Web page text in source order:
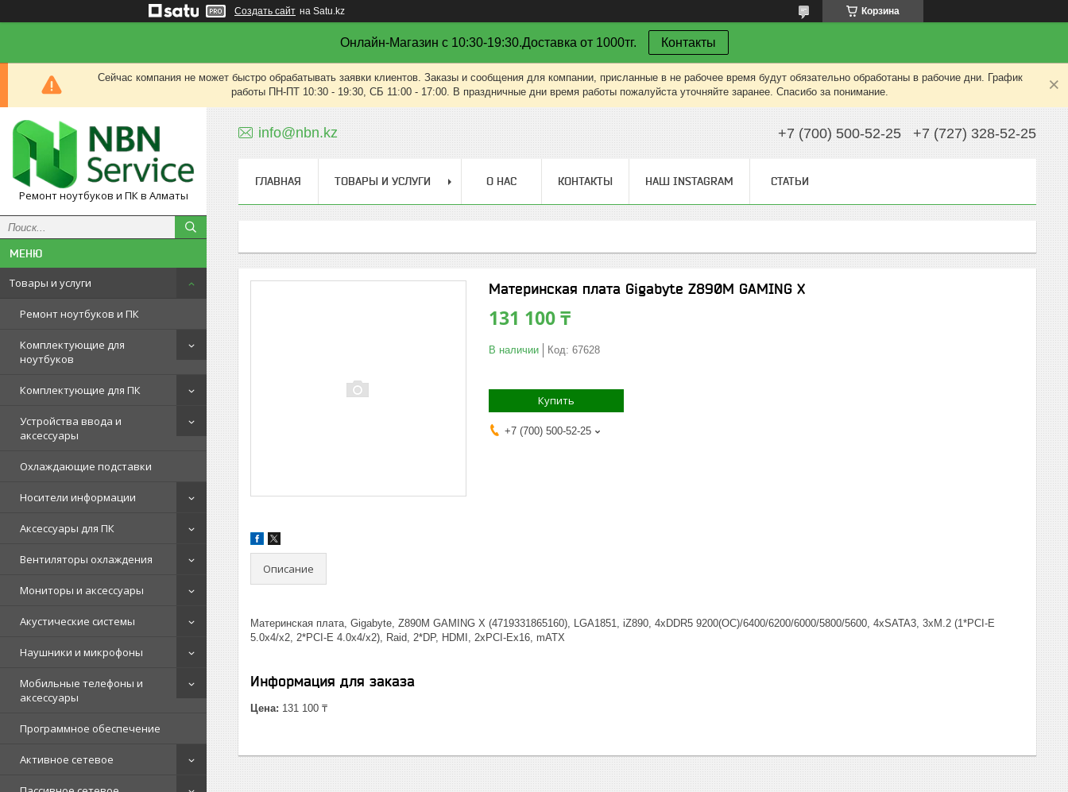
Создать сайт на Satu.kz Корзина
Онлайн-Магазин с 10:30-19:30.Доставка от 1000тг. Контакты
Сейчас компания не может быстро обрабатывать заявки клиентов. Заказы и сообщения для компании, присланные в не рабочее время будут обязательно обработаны в рабочие дни. График
работы ПН-ПТ 10:30 - 19:30, СБ 11:00 - 17:00. В праздничные дни время работы пожалуйста уточняйте заранее. Спасибо за понимание.
Ремонт ноутбуков и ПК в Алматы
Товары и услуги
Ремонт ноутбуков и ПК
Комплектующие для
ноутбуков
Комплектующие для ПК
Устройства ввода и
аксессуары
Охлаждающие подставки
Носители информации
Аксессуары для ПК
Вентиляторы охлаждения
Мониторы и аксессуары
Акустические системы
Наушники и микрофоны
Мобильные телефоны и
аксессуары
Программное обеспечение
Активное сетевое
info@nbn.kz +7 (700) 500-52-25 +7 (727) 328-52-25
ГЛАВНАЯ ТОВАРЫ И УСЛУГИ О НАС КОНТАКТЫ НАШ INSTAGRAM СТАТЬИ
Материнская плата Gigabyte Z890M GAMING X
131 100 ₸
В наличии Код: 67628
Купить
+7 (700) 500-52-25
Описание
Материнская плата, Gigabyte, Z890M GAMING X (4719331865160), LGA1851, iZ890, 4xDDR5 9200(OC)/6400/6200/6000/5800/5600, 4xSATA3, 3xM.2 (1*PCI-E
5.0x4/x2, 2*PCI-E 4.0x4/x2), Raid, 2*DP, HDMI, 2xPCI-Ex16, mATX
Информация для заказа
Цена: 131 100 ₸